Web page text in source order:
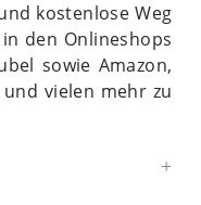
kostenlose Weg
den Onlineshops
sowie Amazon,
vielen mehr zu